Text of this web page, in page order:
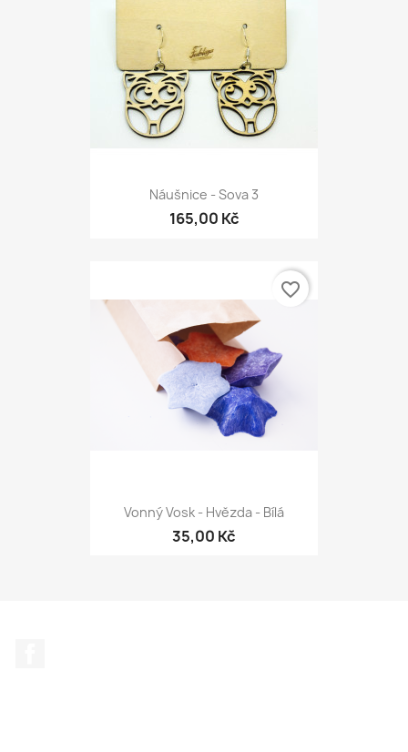
Náušnice - Sova 3
165,00 Kč
Vonný Vosk - Hvězda - Bílá
35,00 Kč
favorite_border